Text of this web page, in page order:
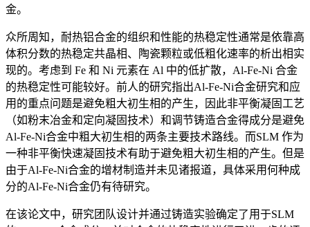
金。
众所周知，耐热铝合金的组织和性能的热稳定性通常是依靠高
体积分数的热稳定共晶相、陶瓷颗粒或低粗化速率的析出相实
现的。考虑到 Fe 和 Ni 元素在 Al 中的低扩散，Al-Fe-Ni 合金
的热稳定性可能较好。前人的研究指出Al-Fe-Ni合金研究和应
用的重点问题是避免粗大初生相的产生，因此非平衡凝固工艺
（如粉末冶金和定向凝固技术）和调节铸造合金得成分是避免
Al-Fe-Ni合金中粗大初生相的两条主要技术路线。而SLM 作为
一种非平衡快速凝固技术有助于避免粗大初生相的产生。但是
由于Al-Fe-Ni合金的增材制造并未见诸报道，具体采用何种成
分的Al-Fe-Ni合金仍有待研究。
在该论文中，研究团队设计并通过铸造实验确定了用于SLM